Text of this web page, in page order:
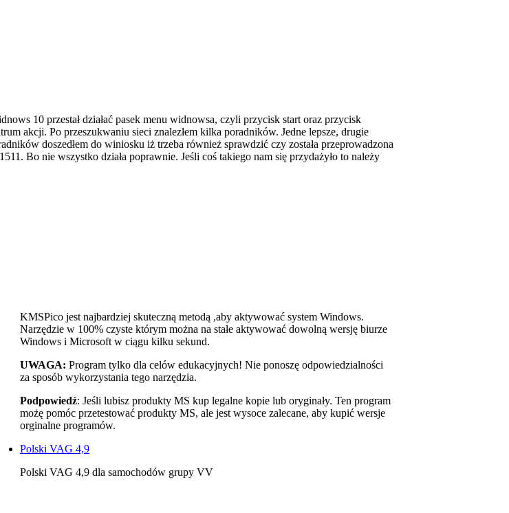
10 przestał działać pasek menu widnowsa, czyli przycisk start oraz przycisk
akcji. Po przeszukwaniu sieci znalezłem kilka poradników. Jedne lepsze, drugie
doszedłem do winiosku iż trzeba również sprawdzić czy została przeprowadzona
Bo nie wszystko działa poprawnie. Jeśli coś takiego nam się przydażyło to należy
KMSPico jest najbardziej skuteczną metodą ,aby aktywować system Windows.
Narzędzie w 100% czyste którym można na stałe aktywować dowolną wersję biurze
Windows i Microsoft w ciągu kilku sekund.
UWAGA: Program tylko dla celów edukacyjnych! Nie ponoszę odpowiedzialności
za sposób wykorzystania tego narzędzia.
Podpowiedź: Jeśli lubisz produkty MS kup legalne kopie lub oryginały. Ten program
możę pomóc przetestować produkty MS, ale jest wysoce zalecane, aby kupić wersje
orginalne programów.
Polski VAG 4,9
Polski VAG 4,9 dla samochodów grupy VV